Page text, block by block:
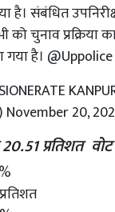
है। संबंधित
चुनाव प्रक्रिया
गया है। @Uppolice
November 20,
प्रतिशत वोट